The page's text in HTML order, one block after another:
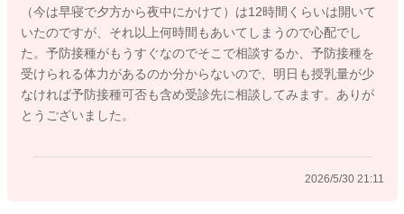
このようなお返事となり、申し訳ありません。
どうぞよろしくお願いします。
（今は早寝で夕方から夜中にかけて）は12時間くらいは開いて
いたのですが、それ以上何時間もあいてしまうので心配でし
た。予防接種がもうすぐなのでそこで相談するか、予防接種を
受けられる体力があるのか分からないので、明日も授乳量が少
なければ予防接種可否も含め受診先に相談してみます。ありが
とうございました。
2026/5/30 21:11